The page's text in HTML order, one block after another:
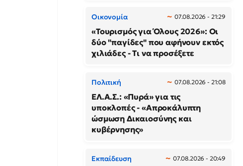
Οικονομία 07.08.2026 - 21:29
«Τουρισμός για Όλους 2026»: Οι
δύο "παγίδες" που αφήνουν εκτός
χιλιάδες - Τι να προσέξετε
Πολιτική 07.08.2026 - 21:08
ΕΛ.Α.Σ.: «Πυρά» για τις
υποκλοπές - «Απροκάλυπτη
ώσμωση Δικαιοσύνης και
κυβέρνησης»
Εκπαίδευση 07.08.2026 - 20:49